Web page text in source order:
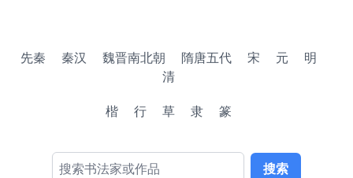
先秦 秦汉 魏晋南北朝 隋唐五代 宋 元
明
清
楷
行 草 隶 篆
搜索